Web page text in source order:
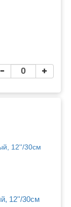
12''/30см